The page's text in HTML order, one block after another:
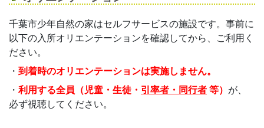
千葉市少年自然の家はセルフサービスの施設です。事前に
以下の入所オリエンテーションを確認してから、ご利用く
ださい。
・ 到着時のオリエンテーションは実施しません。
・ 利用する全員（児童・生徒・ 引率者・同行者等） が、
必ず視聴してください。